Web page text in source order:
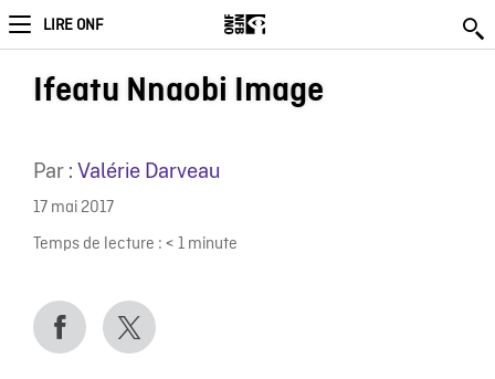
LIRE ONF
Ifeatu Nnaobi Image
Par : Valérie Darveau
17 mai 2017
Temps de lecture : < 1 minute